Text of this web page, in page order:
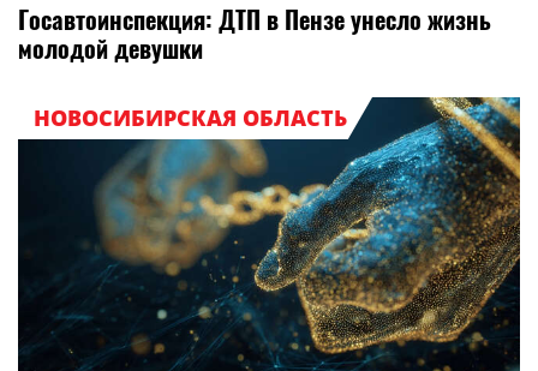
Госавтоинспекция: ДТП в Пензе унесло жизнь
молодой девушки
НОВОСИБИРСКАЯ ОБЛАСТЬ